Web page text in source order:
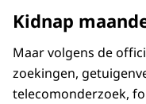
Kidnap
Maar volgens de
zoekingen,
telecomonderzoek,